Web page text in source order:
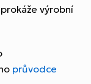
výrobní
průvodce